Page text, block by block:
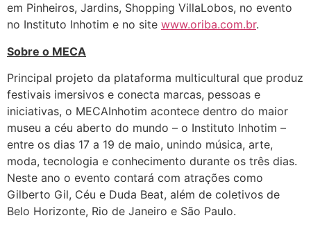
em Pinheiros, Jardins, Shopping VillaLobos, no evento
no Instituto Inhotim e no site www.oriba.com.br.
Sobre o MECA
Principal projeto da plataforma multicultural que produz
festivais imersivos e conecta marcas, pessoas e
iniciativas, o MECAInhotim acontece dentro do maior
museu a céu aberto do mundo – o Instituto Inhotim –
entre os dias 17 a 19 de maio, unindo música, arte,
moda, tecnologia e conhecimento durante os três dias.
Neste ano o evento contará com atrações como
Gilberto Gil, Céu e Duda Beat, além de coletivos de
Belo Horizonte, Rio de Janeiro e São Paulo.